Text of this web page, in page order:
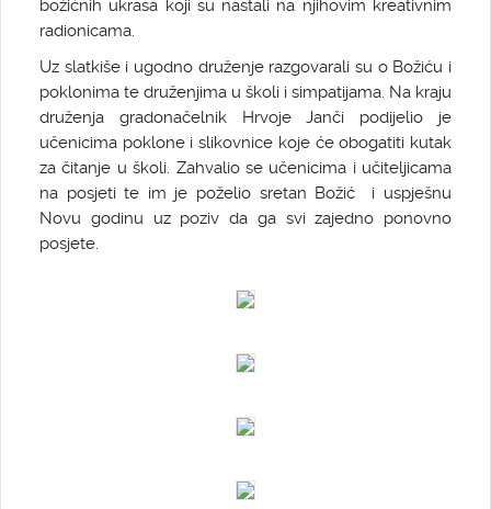
božićnih ukrasa koji su nastali na njihovim kreativnim
radionicama.
Uz slatkiše i ugodno druženje razgovarali su o Božiću i
poklonima te druženjima u školi i simpatijama. Na kraju
druženja gradonačelnik Hrvoje Janči podijelio je
učenicima poklone i slikovnice koje će obogatiti kutak
za čitanje u školi. Zahvalio se učenicima i učiteljicama
na posjeti te im je poželio sretan Božić i uspješnu
Novu godinu uz poziv da ga svi zajedno ponovno
posjete.